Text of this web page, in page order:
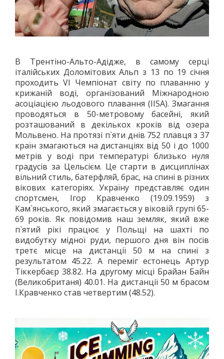
В Трентіно-Альто-Адідже, в самому серці
італійських Доломітових Альп з 13 по 19 січня
проходить VI Чемпіонат світу по плаванню у
крижаній воді, організований Міжнародною
асоціацією льодового плавання (IISA). Змагання
проводяться в 50-метровому басейні, який
розташований в декількох кроків від озера
Мольвено. На протязі п`яти днів 752 плавця з 37
країн змагаються на дистанціях від 50 і до 1000
метрів у воді при температурі близько нуля
градусів за Цельсієм. Це старти в дисциплінах
вільний стиль, батерфляй, брас, на спині в різних
вікових категоріях. Україну представляє один
спортсмен, Ігор Кравченко (19.09.1959) з
Кам`янського, який змагається у віковій групі 65-
69 років. Як повідомив наш земляк, який вже
п`ятий рікі працює у Польщі на шахті по
видобутку мідної руди, першого дня він посів
третє місце на дистанції 50 м на спині з
результатом 45.22. А переміг естонець Артур
Тіккербаєр 38.82. На другому місці Брайан Байн
(Великобританя) 40.01. На дистанції 50 м брасом
І.Кравченко став четвертим (48.52).